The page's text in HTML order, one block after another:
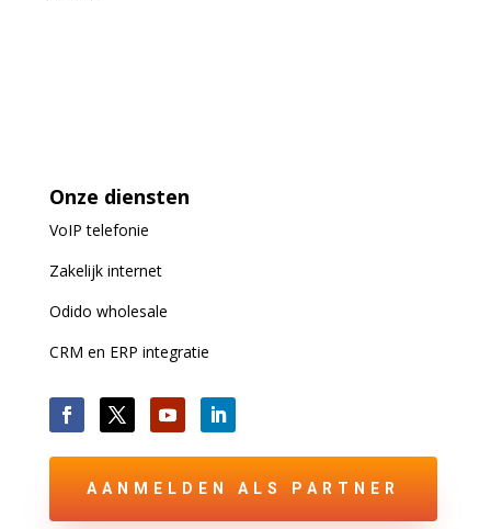
Onze diensten
VoIPtelefonie
Zakelijk internet
Odido wholesale
CRM en ERP integratie
AANMELDEN ALS PARTNER